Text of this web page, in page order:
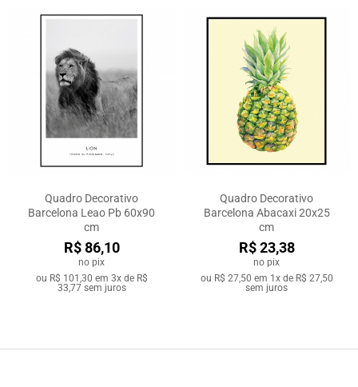
Quadro Decorativo
Barcelona Leao Pb 60x90
cm
R$ 86,10
no pix
ou R$ 101,30 em 3x de R$
33,77 sem juros
Quadro Decorativo
Barcelona Abacaxi 20x25
cm
R$ 23,38
no pix
ou R$ 27,50 em 1x de R$ 27,50
sem juros